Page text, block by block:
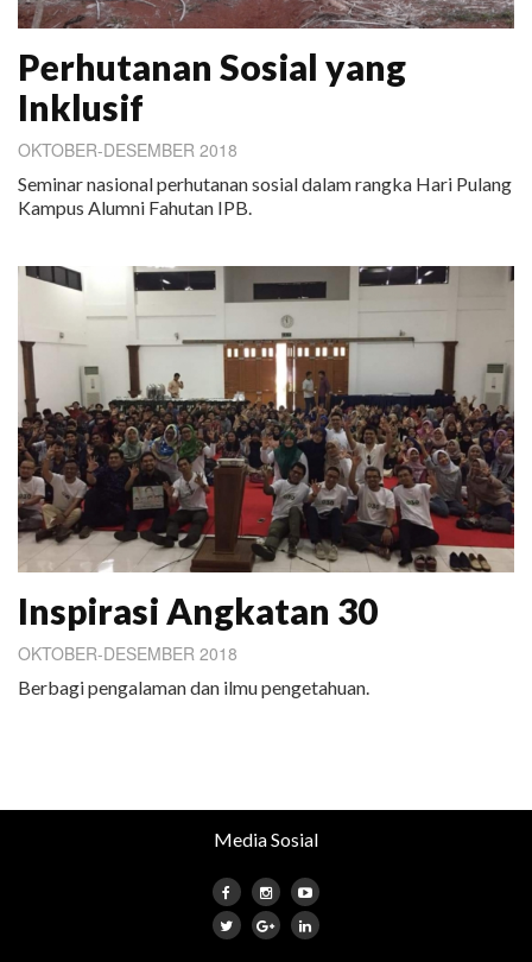
Perhutanan Sosial yang
Inklusif
OKTOBER-DESEMBER 2018
Seminar nasional perhutanan sosial dalam rangka Hari Pulang
Kampus Alumni Fahutan IPB.
Inspirasi Angkatan 30
OKTOBER-DESEMBER 2018
Berbagi pengalaman dan ilmu pengetahuan.
Media Sosial